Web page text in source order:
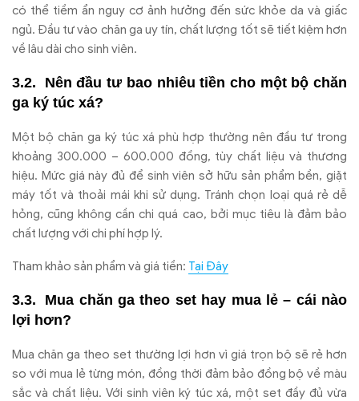
có thể tiềm ẩn nguy cơ ảnh hưởng đến sức khỏe da và giấc
ngủ. Đầu tư vào chăn ga uy tín, chất lượng tốt sẽ tiết kiệm hơn
về l âu dài cho sinh viên.
Nênđầu tư bao nhiêu tiền cho một bộ chăn
ga ký túc xá?
Một bộ chăn ga ký túc xá phù hợp thường nên đầu tư trong
khoảng 300.000 – 600.000 đồng, tùy chất liệu và thương
hiệu. Mức giá nàyđủ để sinh viên sở hữu sản phẩm bền, giặt
máy tốt và thoải mái khi sử dụng. Tránh chọn loại quá rẻ dễ
hỏng, cũng không cần chi quá cao, bởi mục tiêu là đảm bảo
chất lượng với chi phí hợp lý.
Tham khảo sản phẩm và giá tiền: Tại Đây
Mua chăn ga theo set hay mua l ẻ– cái nào
ợi hơn?
Mua chăn ga theo set thường lợi hơn vì giá trọn bộ sẽ rẻ hơn
so với mua lẻ từng món,đồng thời đảm bảo đồng bộ về màu
sắc và chất liệu. Với sinh viên ký túc xá, một set đầy đủ vừa